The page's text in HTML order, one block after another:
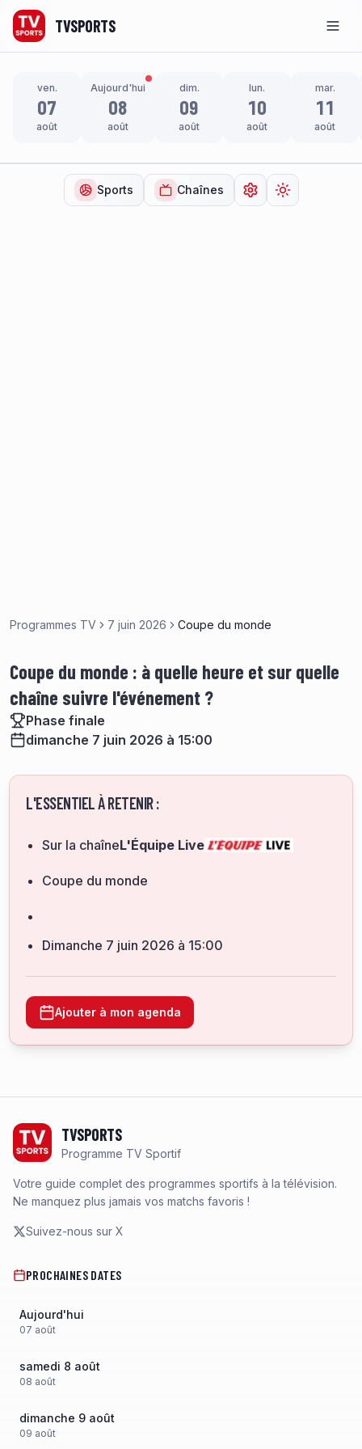
TVSPORTS
ven.
07
août
Aujourd'hui
08
août
dim.
09
août
lun.
10
août
mar.
11
août
Sports Chaînes Ouvrir lesChanger de
Programmes TV 7 juin 2026 Coupe du monde
Coupe du monde : à quelle heure et sur quelle
chaîne suivre l'événement ?
Phase finale
dimanche 7 juin 2026 à 15:00
L'ESSENTIEL À RETENIR :
Sur la chaîneL'Équipe Live
Coupe du monde
dimanche 7 juin 2026 à 15:00
Ajouter à mon agenda
TVSPORTS
Programme TV Sportif
Votre guide complet des programmes sportifs à la télévision.
Ne manquez plus jamais vos matchs favoris !
Suivez-nous sur X
PROCHAINES DATES
Aujourd'hui
07 août
samedi 8 août
08 août
dimanche 9 août
09 août